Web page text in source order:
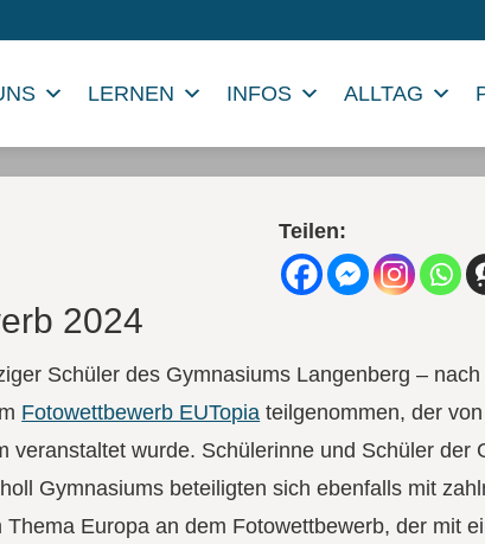
LERNEN INFOS ALLTAG
Teilen:
2024
Schüler des Gymnasiums Langenberg –
Fotowettbewerb EUTopia teilgenommen, der
veranstaltet wurde. Schülerinne und Schüler der
Gymnasiums beteiligten sich ebenfalls mit
Europa an dem Fotowettbewerb, der mit